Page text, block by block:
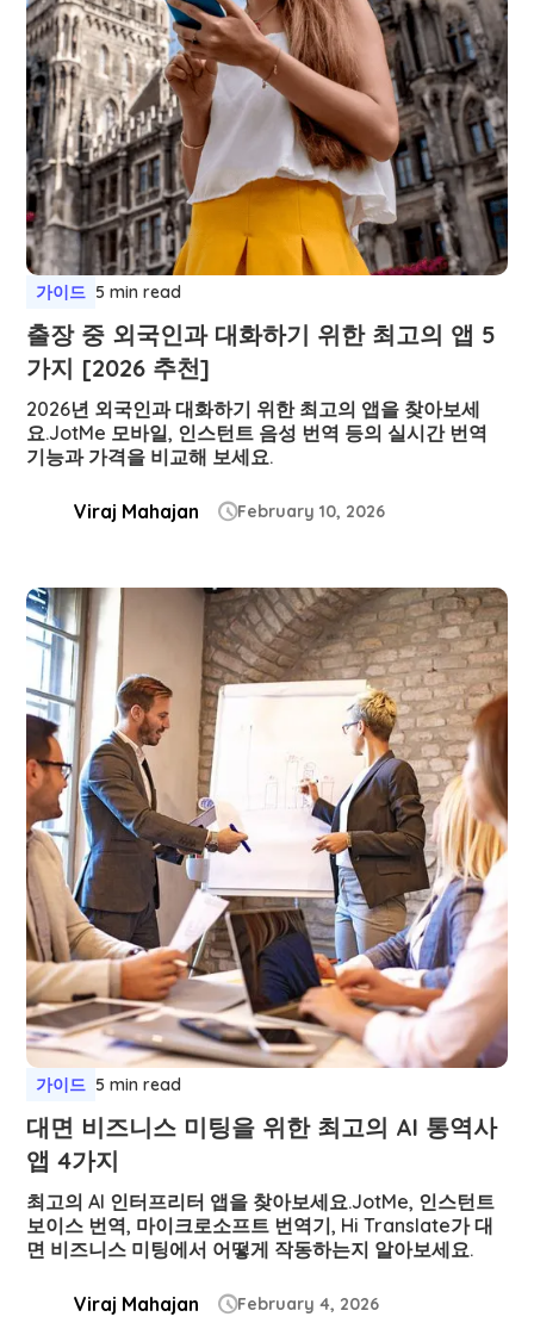
가이드 5 min read
출장 중 외국인과 대화하기 위한 최고의 앱 5
가지 [2026 추천]
2026년 외국인과 대화하기 위한 최고의 앱을 찾아보세
요.JotMe 모바일, 인스턴트 음성 번역 등의 실시간 번역
기능과 가격을 비교해 보세요.
Viraj Mahajan February 10, 2026
가이드 5 min read
대면 비즈니스 미팅을 위한 최고의 AI 통역사
앱 4가지
최고의 AI 인터프리터 앱을 찾아보세요.JotMe, 인스턴트
보이스 번역, 마이크로소프트 번역기, Hi Translate가 대
면 비즈니스 미팅에서 어떻게 작동하는지 알아보세요.
Viraj Mahajan February 4, 2026